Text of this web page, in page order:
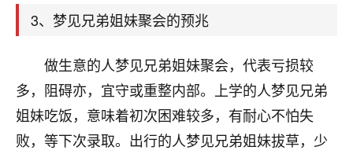
3、梦见兄弟姐妹聚会的预兆
做生意的人梦见兄弟姐妹聚会，代表亏损较
多，阻碍亦，宜守或重整内部。上学的人梦见兄弟
姐妹吃饭，意味着初次困难较多，有耐心不怕失
败，等下次录取。出行的人梦见兄弟姐妹拔草，少
17分钟前 来自湖北
心若莲花
我是做餐饮的，这两年，生意屡屡受挫，店开一家关
一家，要么生意不好，生意好的就出事。前些年攒的
家底快败光了，真是倒霉！我也想找人看看到底怎么
回事？